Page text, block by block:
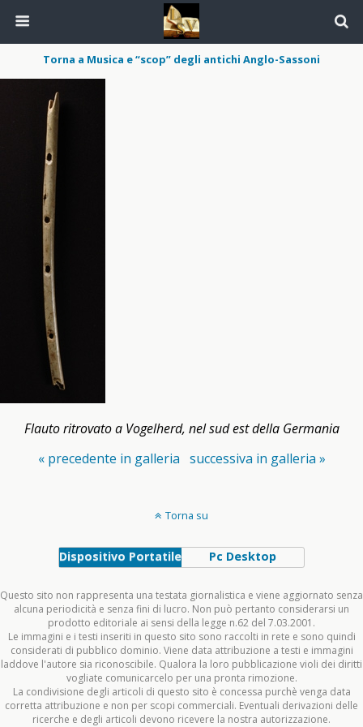
Torna a Musica e “scop” degli antichi Anglo-Sassoni
Flauto ritrovato a Vogelherd, nel sud est della Germania
« precedente in galleria successiva in galleria »
Torna su
Dispositivo Portatile Pc Desktop
Questo sito non rappresenta una testata giornalistica e viene aggiornato senza
alcuna periodicità e senza fini di lucro. Non può pertanto considerarsi un
prodotto editoriale ai sensi della legge n.62 del 7.03.2001.
Le immagini e i testi inseriti in questo sito sono raccolti in rete e sono quindi
considerati di pubblico dominio. Viene data attribuzione a testi e immagini
laddove l'autore sia riconoscibile. Qualora la loro pubblicazione violi dei diritti
vogliate comunicarcelo per una pronta rimozione.
La condivisione degli articoli di questo sito è concessa purchè venga data
corretta attribuzione e non per scopi commerciali. Eventuali derivazioni delle
ricerche e degli articoli devono ricevere la nostra autorizzazione.